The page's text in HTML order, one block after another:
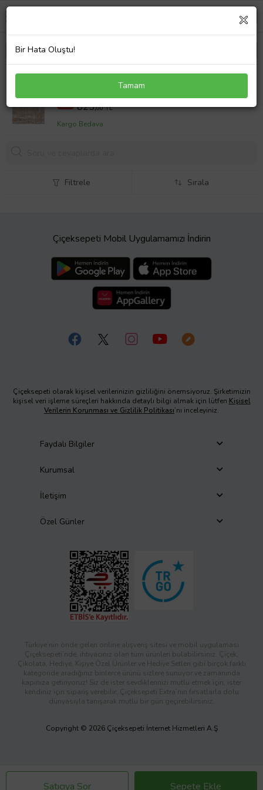
Eliana Home Baskılı, Yıkanabilir Kaymaz Taban
Salon Halısı LNA0465 100x150 cm (Kahverengi)
%23 1072,5 TL
825,00 TL
Kargo Bedava
Satıcıya Sor Sepete Ekle
Filtrele Sırala
Çiçeksepeti Mobil Uygulamamızı İndirin
Çiçeksepeti olarak kişisel verilerinizin gizliliğini önemsiyoruz. Şirketimizin
kişisel veri işleme süreçleri hakkında detaylı bilgi almak için lütfen Kişisel
Verilerin Korunması ve Gizlilik Politikası’nı inceleyiniz.
Faydalı Bilgiler
Kurumsal
İletişim
Özel Günler
Türkiye’nin önde gelen online alışveriş sitesi ve mobil uygulaması
Çiçeksepeti’nde, ihtiyacınız olan tüm ürünleri bulabilirsiniz. Çiçek,
Çikolata, Hediye, Kişiye Özel Ürünler ve Hediye Setleri gibi birçok farklı
kategoride aradığınız binlerce ürünü sizlere sunuyor ve zamanında
kapınıza getiriyoruz! Siz de ister sevdiklerinizi mutlu etmek için, ister
kendiniz için sipariş verebilir; Çiçeksepeti Extra’nın fırsatlarla dolu
dünyasıyla tanışarak mutlu bir gün geçirebilirsiniz.
Copyright © 2026 Çiçeksepeti İnternet Hizmetleri A.Ş
Bir Hata Oluştu!
Tamam